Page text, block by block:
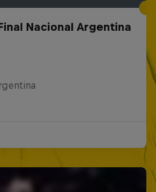
Nacional Argentina